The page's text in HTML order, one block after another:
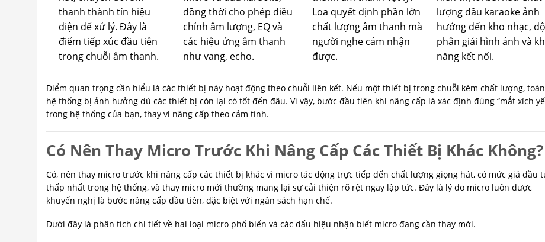
thanh thành tín hiệu
điện để xử lý. Đây là
điểm tiếp xúc đầu tiên
trong chuỗi âm thanh.
đồng thời cho phép điều
chỉnh âm lượng, EQ và
các hiệu ứng âm thanh
như vang, echo.
Loa quyết định phần lớn
chất lượng âm thanh mà
người nghe cảm nhận
được.
lượng đầu karaoke ảnh
hưởng đến kho nhạc, độ
phân giải hình ảnh và
năng kết nối.
Điểm quan trọng cần hiểu là các thiết bị này hoạt động theo chuỗi liên kết. Nếu một thiết bị trong chuỗi kém chất lượng,
hệ thống bị ảnh hưởng dù các thiết bị còn lại có tốt đến đâu. Vì vậy, bước đầu tiên khi nâng cấp là xác định đúng “mắt xích
trong hệ thống của bạn, thay vì nâng cấp theo cảm tính.
Có Nên Thay Micro Trước Khi Nâng Cấp Các Thiết Bị Khác Không?
Có, nên thay micro trước khi nâng cấp các thiết bị khác vì micro tác động trực tiếp đến chất lượng giọng hát, có mức giá đầu
thấp nhất trong hệ thống, và thay micro mới thường mang lại sự cải thiện rõ rệt ngay lập tức. Đây là lý do micro luôn được
khuyến nghị là bước nâng cấp đầu tiên, đặc biệt với ngân sách hạn chế.
Dưới đây là phân tích chi tiết về hai loại micro phổ biến và các dấu hiệu nhận biết micro đang cần thay mới.